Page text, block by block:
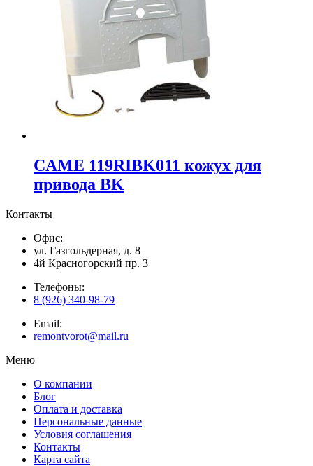
CAME 119RIBK011 кожух для
привода BK
Контакты
Офис:
ул. Газгольдерная, д. 8
4й Красногорский пр. 3
Телефоны:
8 (926) 340-98-79
Email:
remontvorot@mail.ru
Меню
О компании
Блог
Оплата и доставка
Персональные данные
Условия соглашения
Контакты
Карта сайта